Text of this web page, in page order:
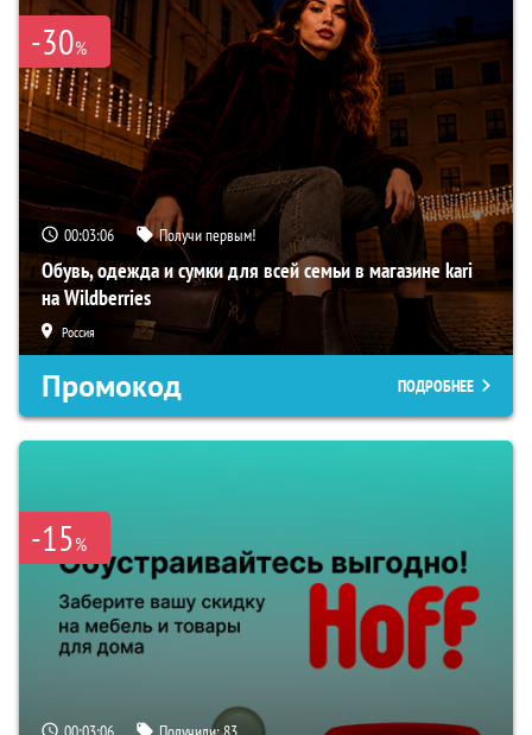
-30%
00:03:05 Получи первым!
Обувь, одежда и сумки для всей семьи в магазине kari
на Wildberries
Россия
Промокод ПОДРОБНЕЕ
-15%